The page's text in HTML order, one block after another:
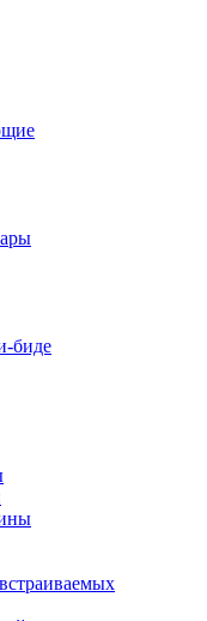
биде